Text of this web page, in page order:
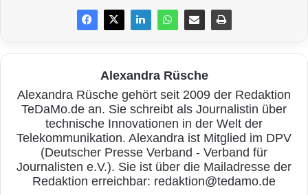
und Windows- bzw. Unix/Linux Security.
SEC401: Security Essentials Bootcamp
SANS-Trainer Ian Reynolds zeigt auf, wie
angehende Cybersicherheitsfachleute
Cyberattacken abwehren und vorbeugen
können. Des Weiteren lernen die Teilnehmer,
Alexandra Rüsche
Alexandra Rüsche gehört seit 2009 der Redaktion
TeDaMo.de an. Sie schreibt als Journalistin über
technische Innovationen in der Welt der
Telekommunikation. Alexandra ist Mitglied im DPV
(Deutscher Presse Verband - Verband für
Journalisten e.V.). Sie ist über die Mailadresse der
Redaktion erreichbar: redaktion@tedamo.de